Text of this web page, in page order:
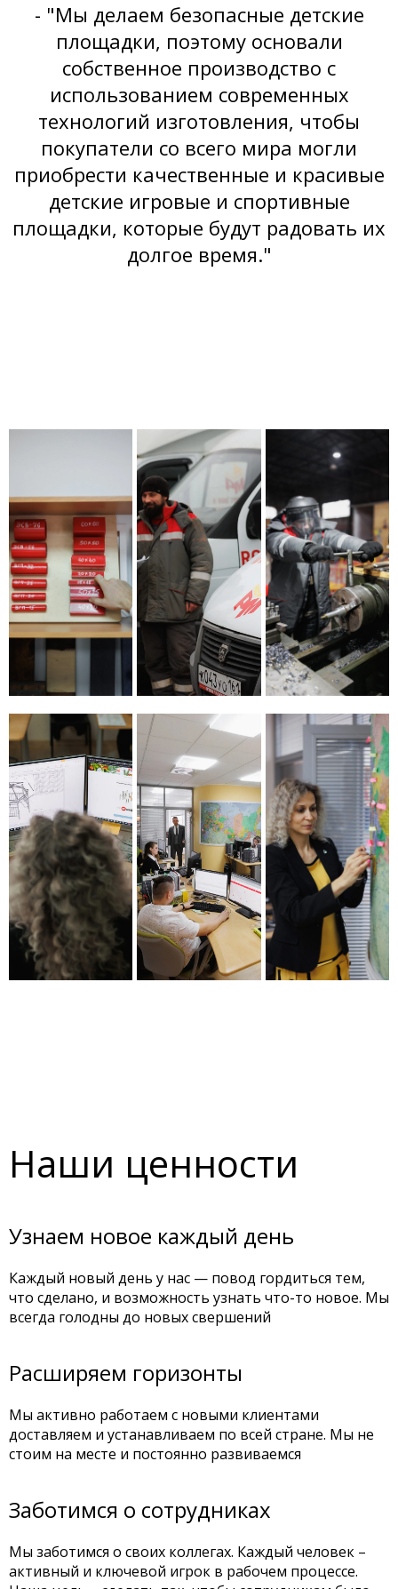
- "Мы делаем безопасные детские
площадки, поэтому основали
собственное производство с
использованием современных
технологий изготовления, чтобы
покупатели со всего мира могли
приобрести качественные и красивые
детские игровые и спортивные
площадки, которые будут радовать их
долгое время."
Наши ценности
Узнаем новое каждый день
Каждый новый день у нас — повод гордиться тем,
что сделано, и возможность узнать что-то новое. Мы
всегда голодны до новых свершений
Расширяем горизонты
Мы активно работаем с новыми клиентами
доставляем и устанавливаем по всей стране. Мы не
стоим на месте и постоянно развиваемся
Заботимся о сотрудниках
Мы заботимся о своих коллегах. Каждый человек –
активный и ключевой игрок в рабочем процессе.